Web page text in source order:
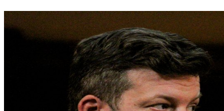
Universidad de Chile
Sustentabilidad